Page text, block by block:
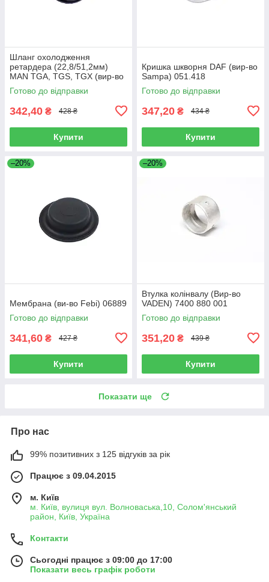
Шланг охолодження
ретардера (22,8/51,2мм)
MAN TGA, TGS, TGX (вир-во
Sampa) 023.258
Готово до відправки
342,40 ₴ 428 ₴
Купити
Кришка шкворня DAF (вир-во
Sampa) 051.418
Готово до відправки
347,20 ₴ 434 ₴
Купити
–20%
Мембрана (ви-во Febi) 06889
Готово до відправки
341,60 ₴ 427 ₴
Купити
–20%
Втулка колінвалу (Вир-во
VADEN) 7400 880 001
Готово до відправки
351,20 ₴ 439 ₴
Купити
Показати ще
Про нас
99% позитивних з 125 відгуків за рік
Працює з 09.04.2015
м. Київ
м. Київ, вулиця вул. Волноваська,10, Солом'янський
район, Київ, Україна
Контакти
Сьогодні працює з 09:00 до 17:00
Показати весь графік роботи